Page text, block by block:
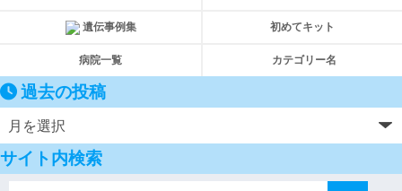
遺伝事例集 初めてキット
病院一覧 カテゴリー名
過去の投稿
サイト内検索